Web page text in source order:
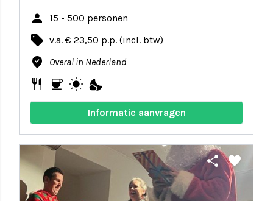
person 15 - 500 personen
local_offer v.a. € 23,50 p.p. (incl. btw)
where_to_vote Overal in Nederland
restaurant coffee wb_sunny nights_stay
Informatie aanvragen
share favorite